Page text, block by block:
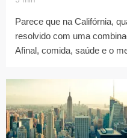
Parece que na Califórnia,
resolvido com uma
Afinal, comida, saúde e o